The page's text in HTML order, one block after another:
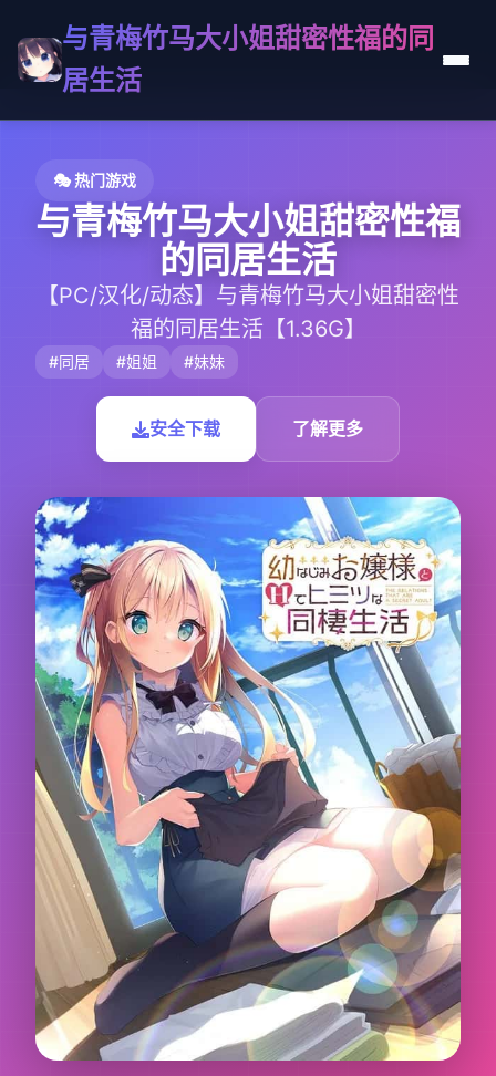
与青梅竹马大小姐甜密性福的同
居生活
🎭 热门游戏
与青梅竹马大小姐甜密性福
的同居生活
【PC/汉化/动态】与青梅竹马大小姐甜密性
福的同居生活【1.36G】
#同居 #姐姐 #妹妹
安全下载 了解更多